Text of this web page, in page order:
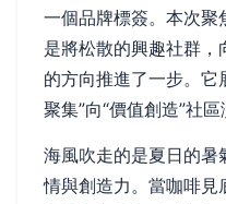
一個品牌標簽。本次聚
是將松散的興趣社群
的方向推進了一步。它
聚集”向“價值創造”社區
海風吹走的是夏日的暑
情與創造力。當咖啡見